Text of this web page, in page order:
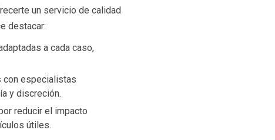
un servicio de calidad
destacar:
a cada caso,
con especialistas
y discreción.
reducir el impacto
útiles.